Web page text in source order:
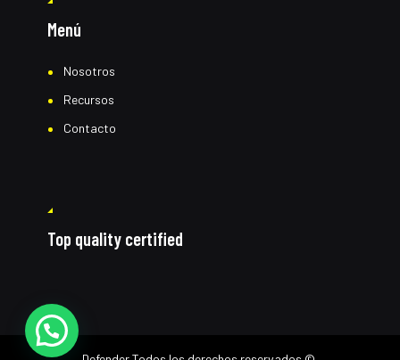
Menú
Nosotros
Recursos
Contacto
Top quality certified